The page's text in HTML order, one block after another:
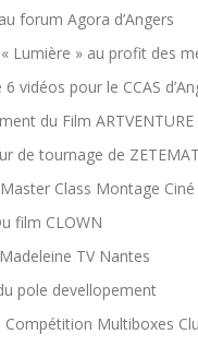
forum Agora d’Angers
Lumière » au profit des
vidéos pour le CCAS
du Film
de tournage de
Class Montage Ciné
film CLOWN
TV Nantes
pole devellopement
Compétition Multiboxes